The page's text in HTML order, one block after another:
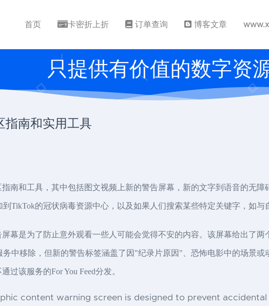
首页 卡密折上折 订单查询 博客文章
只提供有价值的数字资
指南和实用工具
南和工具，其中包括图文视频上新的警告屏幕，新的文字到语音的无
TikTok的冠状病毒资源中心，以及如果人们搜索某些特定关键字，如与
幕是为了防止意外观看一些人可能会觉得不安的内容。该屏幕给出了
中移除，但新的警告标签涵盖了因"纪录片原因"、恐怖电影中的场景
过该服务的For You Feed分发。
content warning screen is designed to prevent